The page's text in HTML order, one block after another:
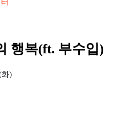
행복(ft. 부수입)
화)